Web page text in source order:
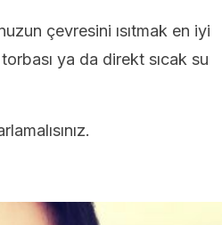
çevresini ısıtmak en iyi
ya da direkt sıcak su